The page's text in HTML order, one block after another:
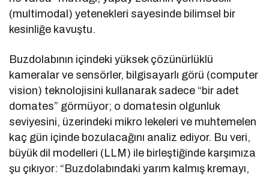
(multimodal) yetenekleri sayesinde bilimsel bir
kesinliğe kavuştu.
Buzdolabının içindeki yüksek çözünürlüklü
kameralar ve sensörler, bilgisayarlı görü (computer
vision) teknolojisini kullanarak sadece “bir adet
domates” görmüyor; o domatesin olgunluk
seviyesini, üzerindeki mikro lekeleri ve muhtemelen
kaç gün içinde bozulacağını analiz ediyor. Bu veri,
büyük dil modelleri (LLM) ile birleştiğinde karşımıza
şu çıkıyor: “Buzdolabındaki yarım kalmış kremayı,